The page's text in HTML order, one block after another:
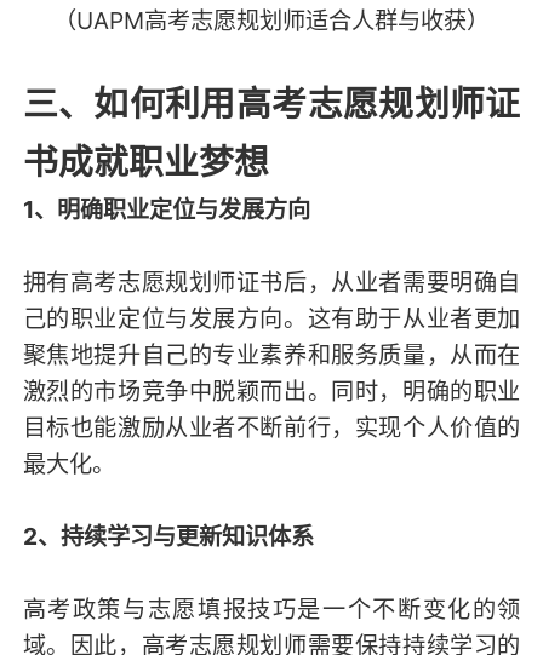
（UAPM高考志愿规划师适合人群与收获）
三、如何利用高考志愿规划师证
书成就职业梦想
1、明确职业定位与发展方向
拥有高考志愿规划师证书后，从业者需要明确自
己的职业定位与发展方向。这有助于从业者更加
聚焦地提升自己的专业素养和服务质量，从而在
激烈的市场竞争中脱颖而出。同时，明确的职业
目标也能激励从业者不断前行，实现个人价值的
最大化。
2、持续学习与更新知识体系
高考政策与志愿填报技巧是一个不断变化的领
域。因此，高考志愿规划师需要保持持续学习的